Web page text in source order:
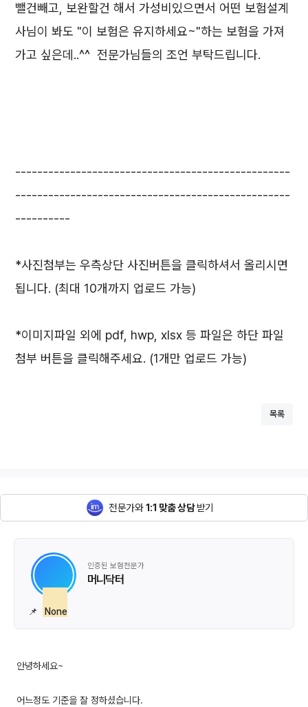
뺄건빼고, 보완할건 해서 가성비있으면서 어떤 보험설계
사님이 봐도 "이 보험은 유지하세요~"하는 보험을 가져
가고 싶은데..^^ 전문가님들의 조언 부탁드립니다.
--------------------------------------------------
--------------------------------------------------
----------
*사진첨부는 우측상단 사진버튼을 클릭하셔서 올리시면
됩니다. (최대 10개까지 업로드 가능)
*이미지파일 외에 pdf, hwp, xlsx 등 파일은 하단 파일
첨부 버튼을 클릭해주세요. (1개만 업로드 가능)
목록
전문가와1:1 맞춤 상담받기
인증된 보험전문가
머니닥터
📌 None
안녕하세요~
어느정도 기준을 잘 정하셨습니다.